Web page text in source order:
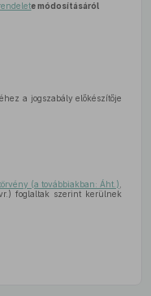
e módosításáról
a jogszabály előkészítője
(a továbbiakban: Áht.)
foglaltak szerint kerülnek